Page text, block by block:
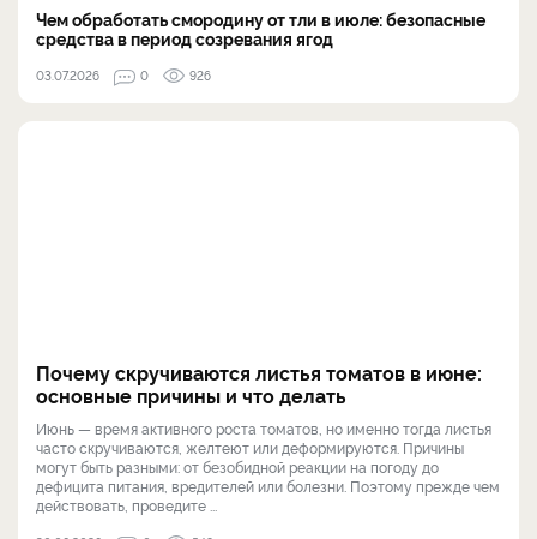
Чем обработать смородину от тли в июле: безопасные
средства в период созревания ягод
03.07.2026 0 926
Почему скручиваются листья томатов в июне:
основные причины и что делать
Июнь — время активного роста томатов, но именно тогда листья
часто скручиваются, желтеют или деформируются. Причины
могут быть разными: от безобидной реакции на погоду до
дефицита питания, вредителей или болезни. Поэтому прежде чем
действовать, проведите ...